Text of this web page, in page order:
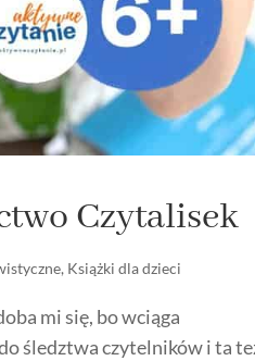
Czytalisek
, Książki dla dzieci
mi się, bo wciąga
śledztwa czytelników i ta